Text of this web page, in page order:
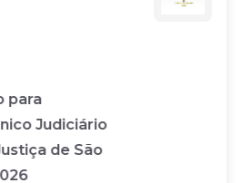
para
Judiciário
de São